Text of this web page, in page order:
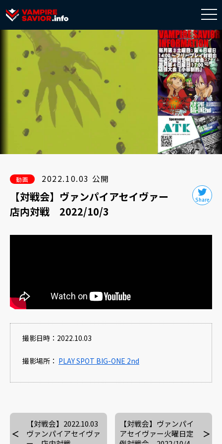
動画 2022.10.03 公開
【対戦会】ヴァンパイアセイヴァー
店内対戦 2022/10/3
撮影日時：2022.10.03
撮影場所： PLAY SPOT BIG-ONE 2nd
【対戦会】2022.10.03
ヴァンパイアセイヴァ
【対戦会】ヴァンパイ
アセイヴァー火曜日定